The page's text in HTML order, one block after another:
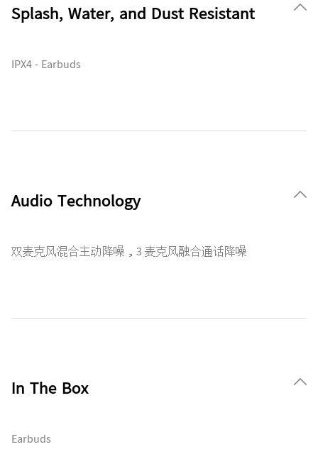
Splash, Water, and Dust Resistant
IPX4 - Earbuds
Audio Technology
双麦克风混合主动降噪，3 麦克风融合通话降噪
In The Box
Earbuds